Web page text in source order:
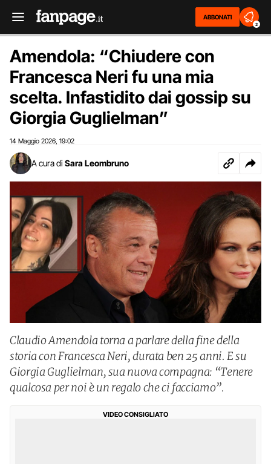
ABBONATI
2
Amendola: “Chiudere con
Francesca Neri fu una mia
scelta. Infastidito dai gossip su
Giorgia Guglielman”
14 Maggio 2026 19:02
A cura di Sara Leombruno
Claudio Amendola torna a parlare della fine della
storia con Francesca Neri, durata ben 25 anni. E su
Giorgia Guglielman, sua nuova compagna: “Tenere
qualcosa per noi è un regalo che ci facciamo”.
VIDEO CONSIGLIATO